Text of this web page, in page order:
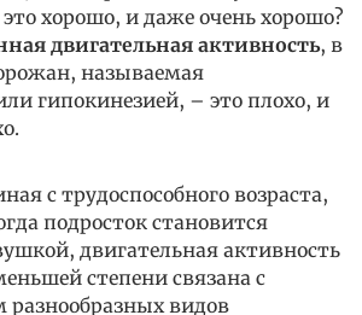
хорошо, и даже очень хорошо?
двигательная активность, в
называемая
гипокинезией, – это плохо, и
с трудоспособного возраста,
подросток становится
двигательная активность
степени связана с
разнообразных видов